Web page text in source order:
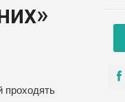
проходять